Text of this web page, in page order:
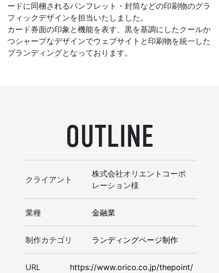
ードに同梱されるパンフレット・封筒などの印刷物のグラ
フィックデザインを担当いたしました。
カード券面の印象と機能を表す、黒を基調にしたクールか
つシャープなデザインでウェブサイトと印刷物を統一した
ブランディングとなっております。
OUTLINE
クライアント
株式会社オリエントコーポ
レーション様
業種 金融業
制作カテゴリ ランディングページ制作
URL https://www.orico.co.jp/thepoint/